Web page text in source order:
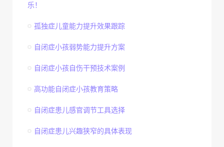
乐！
孤独症儿童能力提升效果跟踪
自闭症小孩弱势能力提升方案
自闭症小孩自伤干预技术案例
高功能自闭症小孩教育策略
自闭症患儿感官调节工具选择
自闭症患儿兴趣狭窄的具体表现